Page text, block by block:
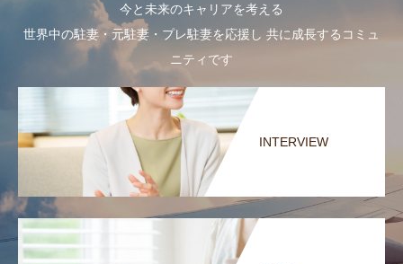
今と未来のキャリアを考える
世界中の駐妻・元駐妻・プレ駐妻を応援し 共に成長するコミュ
ニティです
INTERVIEW